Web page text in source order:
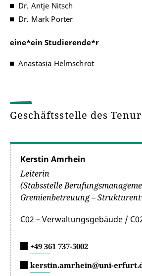
Dr. Antje Nitsch
Dr. Mark Porter
eine*ein Studierende*r
Anastasia Helmschrot
Geschäftsstelle des
Kerstin Amrhein
Leiterin
(Stabsstelle
Gremienbetreuung –
C02 – Verwaltungsgebäude /
+49 361 737-5002
kerstin.amrhein@uni-